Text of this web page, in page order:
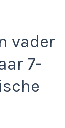
vader
7-